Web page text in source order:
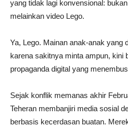
yang tidak lagi konvensional:
melainkan video Lego.
Ya, Lego. Mainan anak-anak yang
karena sakitnya minta ampun, kini
propaganda digital yang
Sejak konflik memanas akhir
Teheran membanjiri media sosial
berbasis kecerdasan buatan.